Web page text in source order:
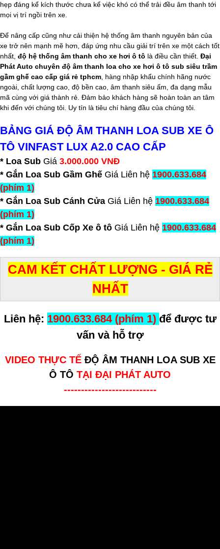
hẹp đáng kể kích thước chưa kể việc khó có thể trải đều âm thanh tới
mọi vị trí ngồi trên xe.
Để nâng cấp cũng như cải thiện hệ thống âm thanh nguyên bản của
xe trở nên mạnh mẽ hơn, đáp ứng nhu cầu giải trí trên xe một cách tốt
nhất, độ hệ thống âm thanh cho xe hơi ô tô là điều cần thiết. Đại
Phát Auto chuyên độ âm thanh loa cho xe hơi ô tô sub siêu trầm
gầm ghế cao cấp giá rẻ tphcm, hàng nhập khẩu chính hãng nước
ngoài, chất lượng cao, độ bền cao, âm thanh siêu ấm, đa dạng mẫu
mã cùng với giá thành rẻ. Đảm bảo khách hàng sẽ hoàn toàn an tâm
khi đến với chúng tôi. Uy tín là tiêu chí hàng đầu của chúng tôi.
BẢNG GIÁ ĐỘ ÂM THANH LOA SUB XE Ô
TÔ VINFAST LUX A2.0 CAO CẤP
* Loa Sub Giá 3.000.000 VNĐ
* Gắn Loa Sub Gầm Ghế Giá Liên hệ 1900.633.684
(phím 1)
* Gắn Loa Sub Cánh Cửa Giá Liên hệ 1900.633.684
(phím 1)
* Gắn Loa Sub Cốp Xe ô tô Giá Liên hệ 1900.633.684
(phím 1)
CAM KẾT CHẤT LƯỢNG - GIÁ RẺ
NHẤT
Liên hệ: 1900.633.684 (phím 1) để được tư
vấn và hỗ trợ
VIDEO THỰC TẾ ĐỘ ÂM THANH LOA SUB XE
Ô TÔ TẠI ĐẠI PHÁT AUTO
---------------------------